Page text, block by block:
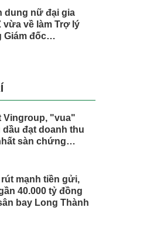
dung nữ đại gia
vừa về làm Trợ lý
Giám đốc
giữ khối tài sản
tỷ
Vingroup, "vua"
dầu đạt doanh thu
sàn chứng
rút mạnh tiền gửi,
40.000 tỷ đồng
bay Long Thành